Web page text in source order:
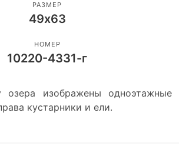
РАЗМЕР
49х63
НОМЕР
10220-4331-г
изображены одноэтажные
кустарники и ели.